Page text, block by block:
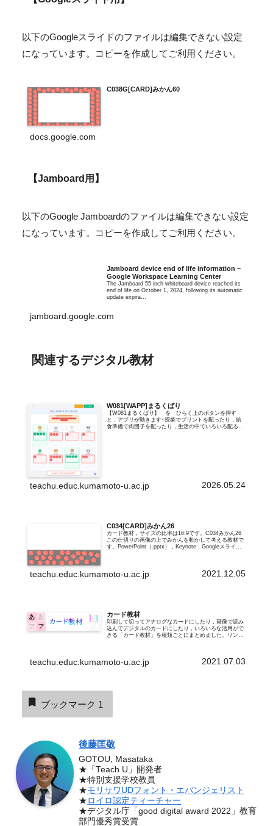
以下のGoogleスライドのファイルは編集できない設定
になっています。コピーを作成してご利用ください。
C038G[CARD]みかん60
docs.google.com
【Jamboard用】
以下のGoogle Jamboardのファイルは編集できない設定
になっています。コピーを作成してご利用ください。
Jamboard device end of life information –
Google Workspace Learning Center
The Jamboard 55-inch whiteboard device reached its
end of life on October 1, 2024, following its automatic
update expira…
jamboard.google.com
関連するデジタル教材
W081[WAPP]まるくばり
【W081まるくばり】 を ひらく上のボタンを押す
と，アプリが動きます↑授業でプリントを配ったり，給
食準備で肉団子を配ったり，生活の中でいろいろ配る場
teachu.educ.kumamoto-u.ac.jp 2026.05.24
C034[CARD]みかん26
カード教材，サイズの比率は16:9です。C034みかん26
この仕切りの画像の上でみかんを動かして考える教材で
す。PowerPoint（.pptx），Keynote，Googleスライ
teachu.educ.kumamoto-u.ac.jp 2021.12.05
カード教材
印刷して切ってアナログなカードにしたり，画像で読み
込んでデジタルのカードにしたり，いろいろな活用がで
きる「カード教材」を種類ごとにまとめました。リンク
teachu.educ.kumamoto-u.ac.jp 2021.07.03
ブックマーク 1
後藤匡敬
GOTOU, Masataka
★「Teach U」開発者
★特別支援学校教員
★モリサワUDフォント・エバンジェリスト
★ ロイロ認定ティーチャー
★デジタル庁「good digital award 2022」教育
部門優秀賞受賞